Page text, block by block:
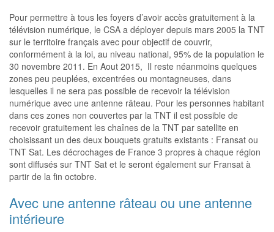
Pour permettre à tous les foyers d’avoir accès gratuitement à la
télévision numérique, le CSA a déployer depuis mars 2005 la TNT
sur le territoire français avec pour objectif de couvrir,
conformément à la loi, au niveau national, 95% de la population le
30 novembre 2011. En Aout 2015, Il reste néanmoins quelques
zones peu peuplées, excentrées ou montagneuses, dans
lesquelles il ne sera pas possible de recevoir la télévision
numérique avec une antenne râteau. Pour les personnes habitant
dans ces zones non couvertes par la TNT il est possible de
recevoir gratuitement les chaînes de la TNT par satellite en
choisissant un des deux bouquets gratuits existants : Fransat ou
TNT Sat. Les décrochages de France 3 propres à chaque région
sont diffusés sur TNT Sat et le seront également sur Fransat à
partir de la fin octobre.
Avec une antenne râteau ou une antenne
intérieure